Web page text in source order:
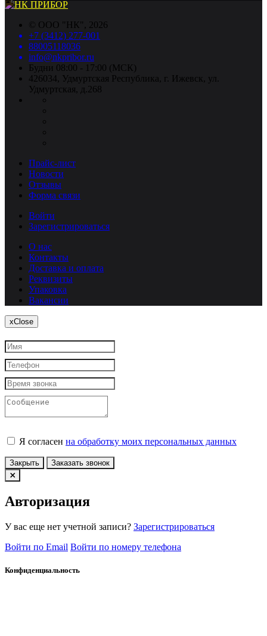
© ООО "НК", 2026
+7 (3412) 277-001
88005118036
info@nkpribor.ru
Будни 08:00 - 17:00 (МСК)
426034, Удмуртская Республика, г. Ижевск, ул.
Удмуртская, д.268
Прайс-лист
Новости
Отзывы
Форма связи
Войти
Зарегистрироваться
О нас
Контакты
Доставка и оплата
Реквизиты
Упаковка
Вакансии
xClose
Я согласен на обработку моих персональных данных
Закрыть Заказать звонок
Авторизация
У вас еще нет учетной записи? Зарегистрироваться
Войти по Email Войти по номеру телефона
Конфиденциальность